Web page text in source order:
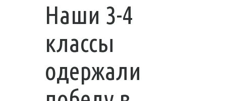
Наши 3-4
классы
одержали